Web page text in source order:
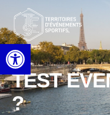
Ouvrir la barre d’outils
main
content
TEST
?